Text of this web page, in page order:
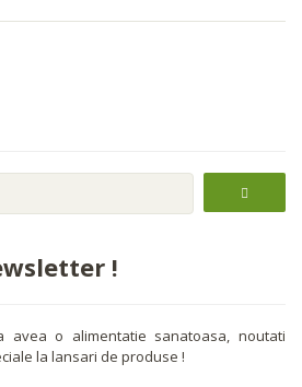
!
avea o alimentatie sanatoasa, noutati
la lansari de produse !